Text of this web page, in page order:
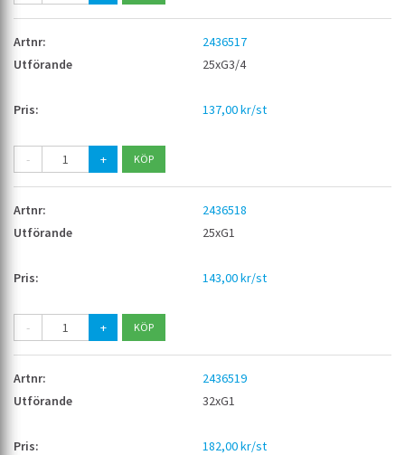
2436517
25xG3/4
137,00 kr/st
- +
2436518
25xG1
143,00 kr/st
- +
2436519
32xG1
182,00 kr/st